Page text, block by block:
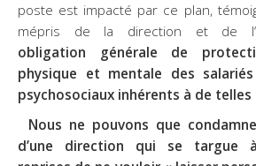
poste est impacté par ce plan,
mépris de la direction et de l‘
obligation générale de
physique et mentale des
psychosociaux inhérents à de telles
Nous ne pouvons que
d’une direction qui se targue